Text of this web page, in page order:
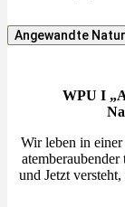
Angewandte
WPU I
Wir leben in
und Jetzt